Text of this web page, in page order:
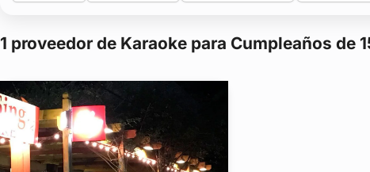
1 proveedor de Karaoke para Cumpleaños de